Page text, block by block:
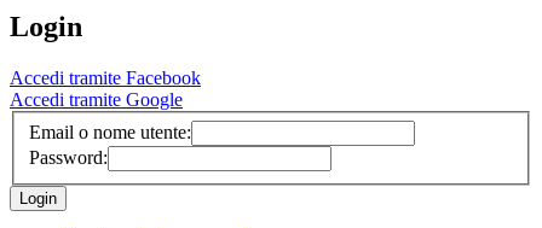
Login
Accedi tramite Facebook
Accedi tramite Google
Email o nome utente:
Password: